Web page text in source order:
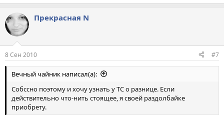
Прекрасная N
8 Сен 2010 #7
Вечный чайник написал(а):
Собссно поэтому и хочу узнать у ТС о разнице. Если
действительно что-нить стоящее, я своей раздолбайке
приобрету.